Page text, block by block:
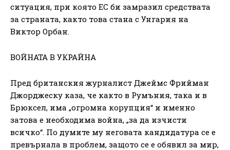
ситуация, при която ЕС би замразил средствата
за страната, както това стана с Унгария на
Виктор Орбан.
ВОЙНАТА В УКРАЙНА
Пред британския журналист Джеймс Фрийман
Джорджеску каза, че както в Румъния, така и в
Брюксел, има „огромна корупция“ и именно
затова е необходима война, „за да изчисти
всичко“. По думите му неговата кандидатура се е
превърнала в проблем, защото се е обявил за мир,